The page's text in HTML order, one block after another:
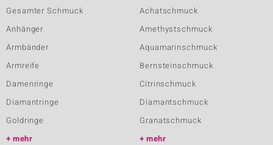
Gesamter Schmuck
Anhänger
Armbänder
Armreife
Damenringe
Diamantringe
Goldringe
mehr
Achatschmuck
Amethystschmuck
Aquamarinschmuck
Bernsteinschmuck
Citrinschmuck
Diamantschmuck
Granatschmuck
mehr